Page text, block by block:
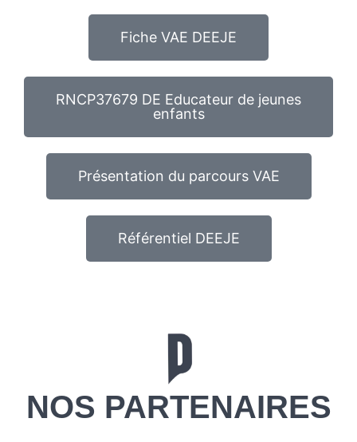
Fiche VAE DEEJE
RNCP37679 DE Educateur de jeunes
enfants
Présentation du parcours VAE
Référentiel DEEJE
NOS PARTENAIRES